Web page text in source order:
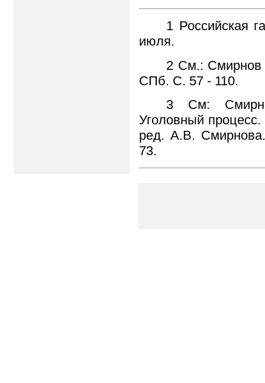
1 Российская
июля.
2 См.: Смирнов
СПб. С. 57 - 110.
3 См:
Уголовный
ред. А.В.
73.